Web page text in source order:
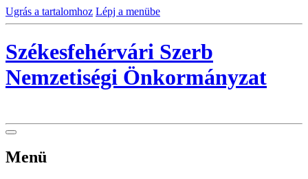
Ugrás a tartalomhoz Lépj a menübe
Székesfehérvári Szerb
Nemzetiségi Önkormányzat
Menü